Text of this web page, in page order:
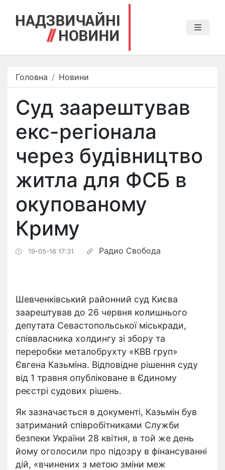
Головна Новини
Суд заарештував
екс-регіонала
через будівництво
житла для ФСБ в
окупованому
Криму
19-05-16 17:31 Радио Свобода
Шевченківський районний суд Києва
заарештував до 26 червня колишнього
депутата Севастопольської міськради,
співвласника холдингу зі збору та
переробки металобрухту «КВВ груп»
Євгена Казьміна. Відповідне рішення суду
від 1 травня опубліковане в Єдиному
реєстрі судових рішень.
Як зазначається в документі, Казьмін був
затриманий співробітниками Служби
безпеки України 28 квітня, в той же день
йому оголосили про підозру в фінансуванні
дій, «вчинених з метою зміни меж